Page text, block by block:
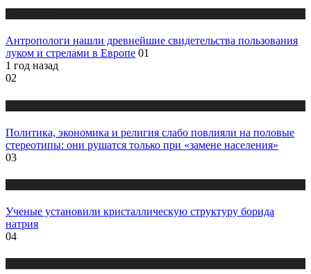
Антропологи нашли древнейшие свидетельства пользования
луком и стрелами в Европе 01
1 год назад
02
Политика, экономика и религия слабо повлияли на половые
стереотипы: они рушатся только при «замене населения»
03
Ученые установили кристаллическую структуру борида
натрия
04